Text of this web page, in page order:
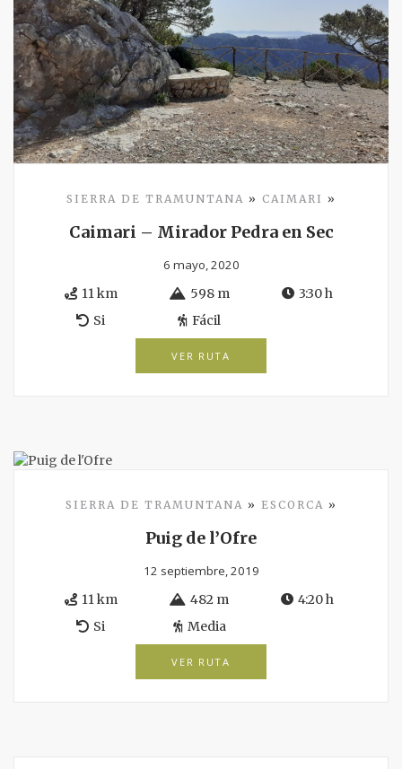
SIERRA DE TRAMUNTANA » CAIMARI »
Caimari – Mirador Pedra en Sec
6 mayo, 2020
11 km
598 m
3:30 h
Si
Fácil
VER RUTA
SIERRA DE TRAMUNTANA » ESCORCA »
Puig de l’Ofre
12 septiembre, 2019
11 km
482 m
4:20 h
Si
Media
VER RUTA